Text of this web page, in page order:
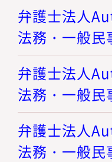
弁護士法人
法務・一般民
弁護士法人
法務・一般民
弁護士法人
法務・一般民